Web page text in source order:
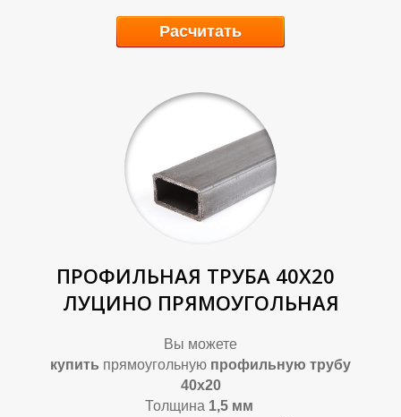
П
Расчитать
ПРОФИЛЬНАЯ ТРУБА 40Х20
ЛУЦИНО ПРЯМОУГОЛЬНАЯ
Вы можете
купить прямоугольную профильную трубу
40х20
Толщина 1,5мм
П